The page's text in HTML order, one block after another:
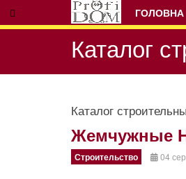
ГОЛОВНА
Каталог
Каталог
Жемчужные
Строительство 04
PrevNext